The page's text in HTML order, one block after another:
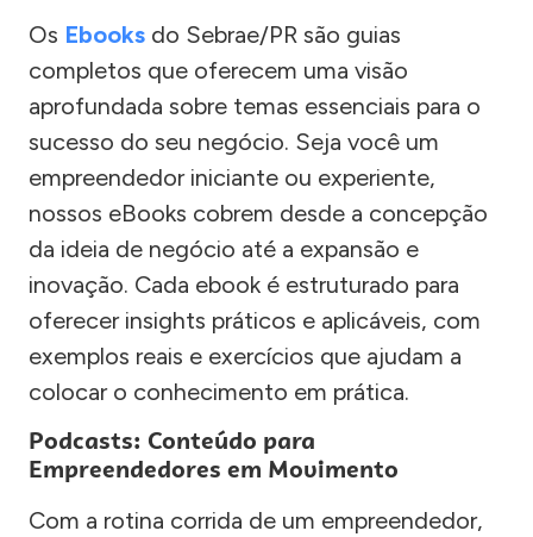
Os Ebooks do Sebrae/PR são guias
completos que oferecem uma visão
aprofundada sobre temas essenciais para o
sucesso do seu negócio. Seja você um
empreendedor iniciante ou experiente,
nossos eBooks cobrem desde a concepção
da ideia de negócio até a expansão e
inovação. Cada ebook é estruturado para
oferecer insights práticos e aplicáveis, com
exemplos reais e exercícios que ajudam a
colocar o conhecimento em prática.
Podcasts: Conteúdo para
Empreendedores em Movimento
Com a rotina corrida de um empreendedor,